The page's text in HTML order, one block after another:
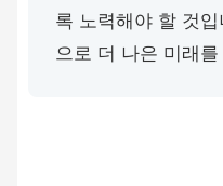
록 노력해야 할 것
으로 더 나은 미래